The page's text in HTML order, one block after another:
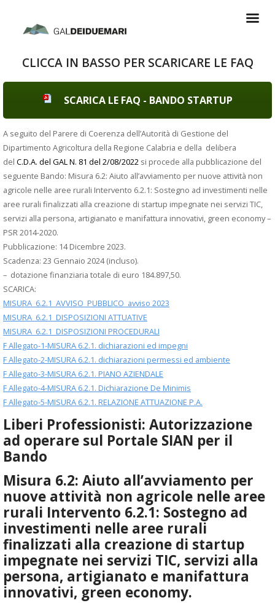
CLICCA IN BASSO PER SCARICARE LE FAQ
SCARICA LE FAQ - BANDO STARTUP
A seguito del Parere di Coerenza dell’Autorità di Gestione del
Dipartimento Agricoltura della Regione Calabria e della delibera
del C.D.A. del GAL N. 81 del 2/08/2022 si procede alla pubblicazione del
seguente Bando: Misura 6.2: Aiuto all’avviamento per nuove attività non
agricole nelle aree rurali Intervento 6.2.1: Sostegno ad investimenti nelle
aree rurali finalizzati alla creazione di startup impegnate nei servizi TIC,
servizi alla persona, artigianato e manifattura innovativi, green economy –
PSR 2014-2020.
Pubblicazione: 14 Dicembre 2023.
Scadenza: 23 Gennaio 2024 (incluso).
– dotazione finanziaria totale di euro 184.897,50.
SCARICA:
MISURA_6.2.1_AVVISO_PUBBLICO_avviso 2023
MISURA_6.2.1_DISPOSIZIONI ATTUATIVE
MISURA_6.2.1_DISPOSIZIONI PROCEDURALI
F Allegato-1-MISURA 6.2.1. dichiarazioni ed impegni
F Allegato-2-MISURA 6.2.1. dichiarazioni permessi ed ambiente
F Allegato-3-MISURA 6.2.1. PIANO AZIENDALE
F Allegato-4-MISURA 6.2.1. Dichiarazione De Minimis
F Allegato-5-MISURA 6.2.1. RELAZIONE ATTUAZIONE P.A.
Liberi Professionisti: Autorizzazione
ad operare sul Portale SIAN per il
Bando
Misura 6.2: Aiuto all’avviamento per
nuove attività non agricole nelle aree
rurali Intervento 6.2.1: Sostegno ad
investimenti nelle aree rurali
finalizzati alla creazione di startup
impegnate nei servizi TIC, servizi alla
persona, artigianato e manifattura
innovativi, green economy.